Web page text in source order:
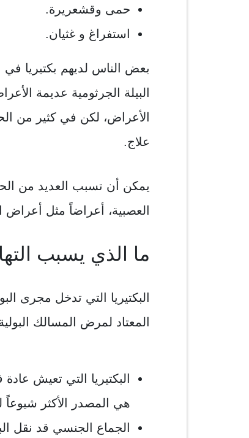
حمى وقشعريرة.
استفراغ و غثيان.
بعض الناس لديهم بكتيريا
البيلة الجرثومية عديمة
الأعراض، لكن في كثير من
علاج.
يمكن أن تسبب العديد من
العصبية، أعراضاً مثل أعراض
ما الذي يسبب
البكتيريا التي تدخل مجرى
المعتاد لمرض المسالك
البكتيريا التي تعيش
هي المصدر الأكثر شيوعاً
الجماع الجنسي قد نقل